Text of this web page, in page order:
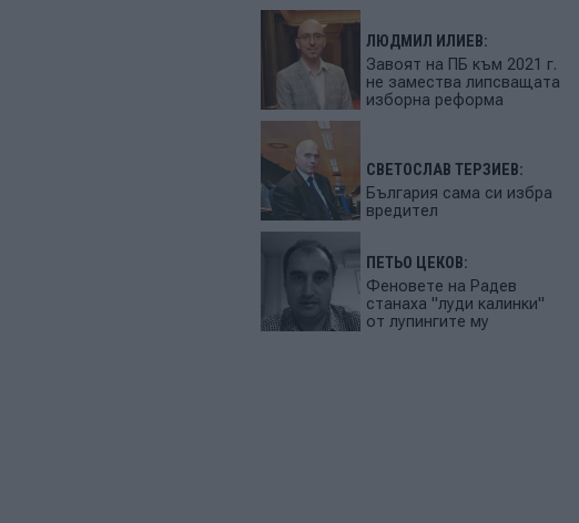
ЛЮДМИЛ ИЛИЕВ:
Завоят на ПБ към 2021 г.
не замества липсващата
изборна реформа
СВЕТОСЛАВ ТЕРЗИЕВ:
България сама си избра
вредител
ПЕТЬО ЦЕКОВ:
Феновете на Радев
станаха "луди калинки"
от лупингите му